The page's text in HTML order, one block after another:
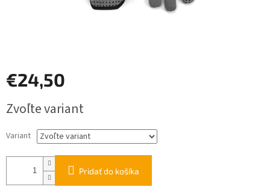
€24,50
cena:
Zvoľte variant
Variant
Pridať do košíka